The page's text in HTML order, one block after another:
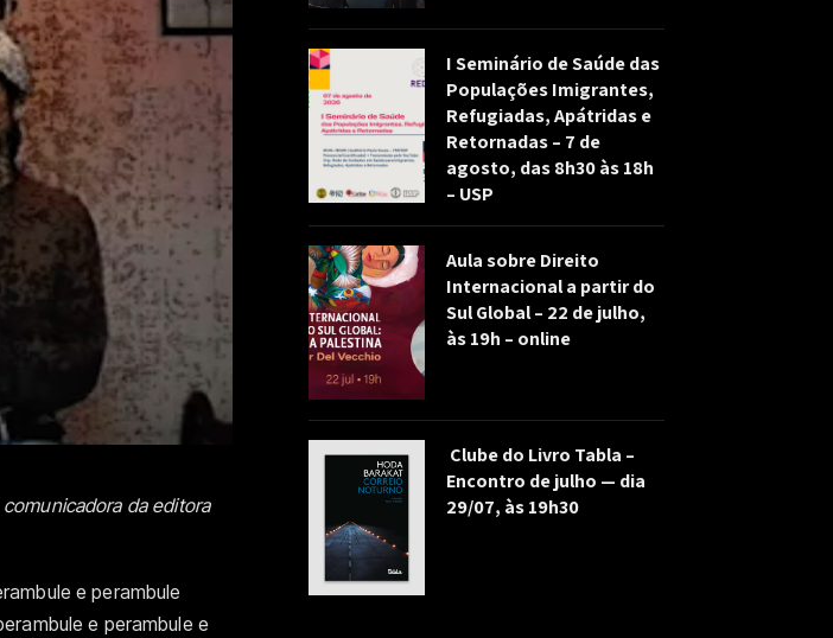
da editora
e perambule
e perambule e
I Seminário de Saúde das
Populações Imigrantes,
Refugiadas, Apátridas e
Retornadas – 7 de
agosto, das 8h30 às 18h
– USP
Aula sobre Direito
Internacional a partir do
Sul Global – 22 de julho,
às 19h – online
Clube do Livro Tabla –
Encontro de julho — dia
29/07, às 19h30